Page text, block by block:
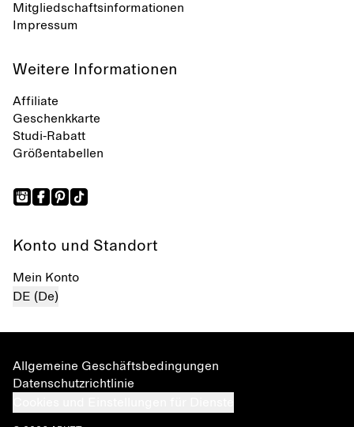
Mitgliedschaftsinformationen
Impressum
Weitere Informationen
Affiliate
Geschenkkarte
Studi-Rabatt
Größentabellen
Konto und Standort
Mein Konto
DE (De)
Allgemeine Geschäftsbedingungen
Datenschutzrichtlinie